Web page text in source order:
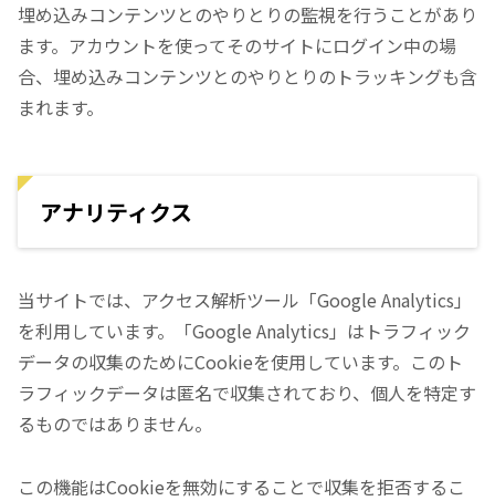
埋め込みコンテンツとのやりとりの監視を行うことがあり
ます。アカウントを使ってそのサイトにログイン中の場
合、埋め込みコンテンツとのやりとりのトラッキングも含
まれます。
アナリティクス
当サイトでは、アクセス解析ツール「Google Analytics」
を利用しています。「Google Analytics」はトラフィック
データの収集のためにCookieを使用しています。このト
ラフィックデータは匿名で収集されており、個人を特定す
るものではありません。
この機能はCookieを無効にすることで収集を拒否するこ